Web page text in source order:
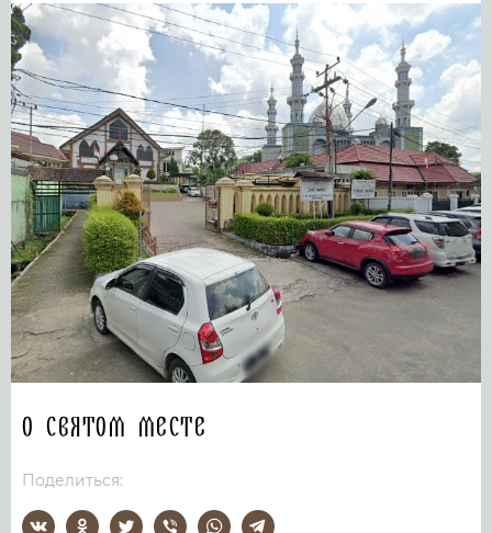
О святом месте
Поделиться: